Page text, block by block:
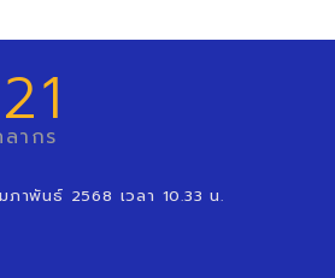
ากร
าพันธ์ 2568 เวลา 10.33 น.